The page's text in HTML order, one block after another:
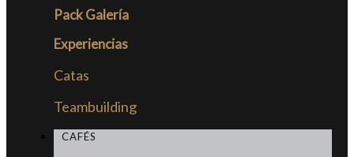
Pack Galería
Experiencias
Catas
Teambuilding
CAFÉS